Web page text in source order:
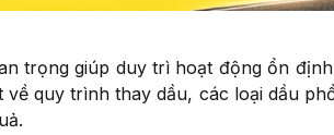
trọng giúp duy trì hoạt động ổn
quy trình thay dầu, các loại dầu